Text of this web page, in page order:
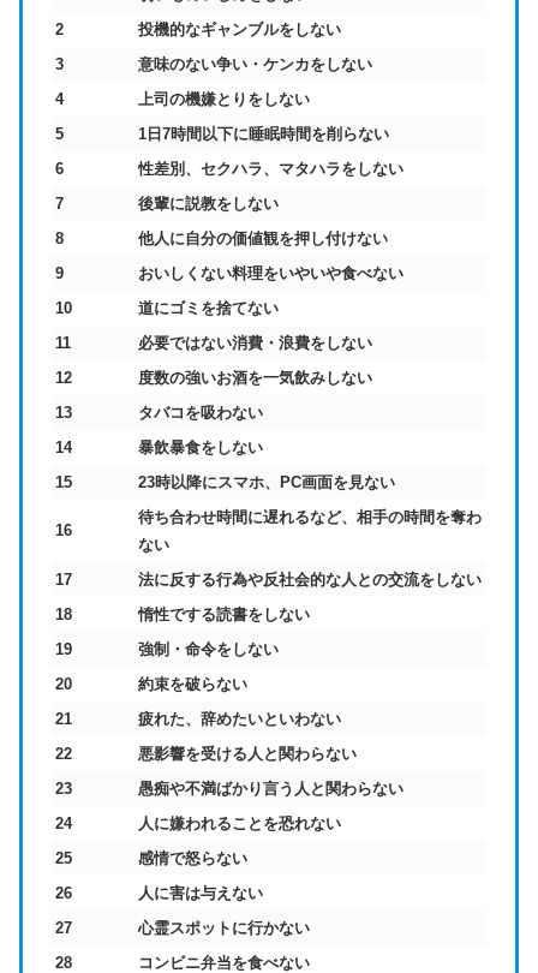
2
投機的なギャンブルをしない
3
意味のない争い・ケンカをしない
4
上司の機嫌とりをしない
5
1日7時間以下に睡眠時間を削らない
6
性差別、セクハラ、マタハラをしない
7
後輩に説教をしない
8
他人に自分の価値観を押し付けない
9
おいしくない料理をいやいや食べない
10
道にゴミを捨てない
11
必要ではない消費・浪費をしない
12
度数の強いお酒を一気飲みしない
13
タバコを吸わない
14
暴飲暴食をしない
15
23時以降にスマホ、PC画面を見ない
16
待ち合わせ時間に遅れるなど、相手の時間を奪わ
ない
17
法に反する行為や反社会的な人との交流をしない
18
惰性でする読書をしない
19
強制・命令をしない
20
約束を破らない
21
疲れた、辞めたいといわない
22
悪影響を受ける人と関わらない
23
愚痴や不満ばかり言う人と関わらない
24
人に嫌われることを恐れない
25
感情で怒らない
26
人に害は与えない
27
心霊スポットに行かない
28
コンビニ弁当を食べない